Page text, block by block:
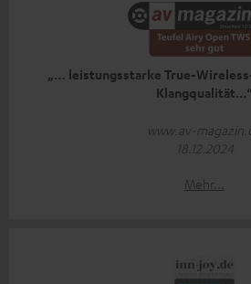
„… leistungsstarke True-
Klangqualität…“
www.av-
18.12.2024
Mehr...